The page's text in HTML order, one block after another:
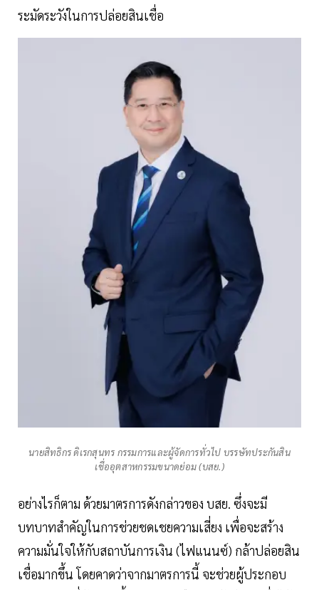
ระมัดระวังในการปล่อยสินเชื่อ
นายสิทธิกร ดิเรกสุนทร กรรมการและผู้จัดการทั่วไป บรรษัทประกันสิน
เชื่ออุตสาหกรรมขนาดย่อม (บสย.)
อย่างไรก็ตาม ด้วยมาตรการดังกล่าวของ บสย. ซึ่งจะมี
บทบาทสำคัญในการช่วยชดเชยความเสี่ยง เพื่อจะสร้าง
ความมั่นใจให้กับสถาบันการเงิน (ไฟแนนซ์) กล้าปล่อยสิน
เชื่อมากขึ้น โดยคาดว่าจากมาตรการนี้ จะช่วยผู้ประกอบ